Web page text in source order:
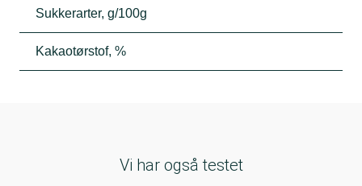
Sukkerarter, g/100g
Kakaotørstof, %
Vi har også testet